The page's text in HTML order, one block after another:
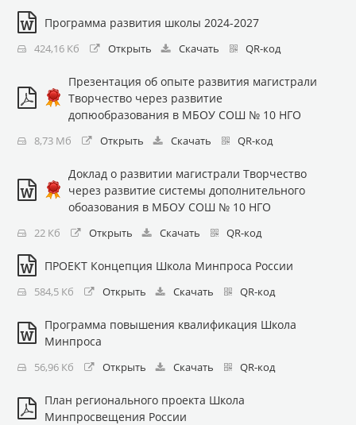
Программа развития школы 2024-2027
424,16 Кб Открыть Скачать QR-код
Презентация об опыте развития магистрали
Творчество через развитие
допюобразования в МБОУ СОШ № 10 НГО
8,73 Мб Открыть Скачать QR-код
Доклад о развитии магистрали Творчество
через развитие системы дополнительного
обоазования в МБОУ СОШ № 10 НГО
22 Кб Открыть Скачать QR-код
ПРОЕКТ Концепция Школа Минпроса России
584,5 Кб Открыть Скачать QR-код
Программа повышения квалификация Школа
Минпроса
56,96 Кб Открыть Скачать QR-код
План регионального проекта Школа
Минпросвещения России